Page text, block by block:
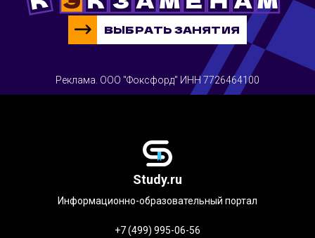
ВЫБРАТЬ ЗАНЯТИЯ
Реклама. ООО "Фоксфорд" ИНН 7726464100
Study.ru
Информационно-образовательный портал
+7 (499) 995-06-56